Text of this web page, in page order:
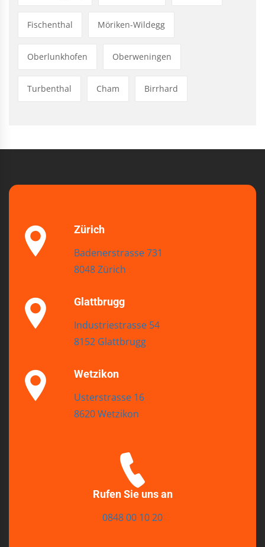
Fischenthal Möriken-Wildegg
Oberlunkhofen Oberweningen
Turbenthal Cham Birrhard
Zürich
Badenerstrasse 731
8048 Zürich
Glattbrugg
Industriestrasse 54
8152 Glattbrugg
Wetzikon
Usterstrasse 16
8620 Wetzikon
Rufen Sie uns an
0848 00 10 20